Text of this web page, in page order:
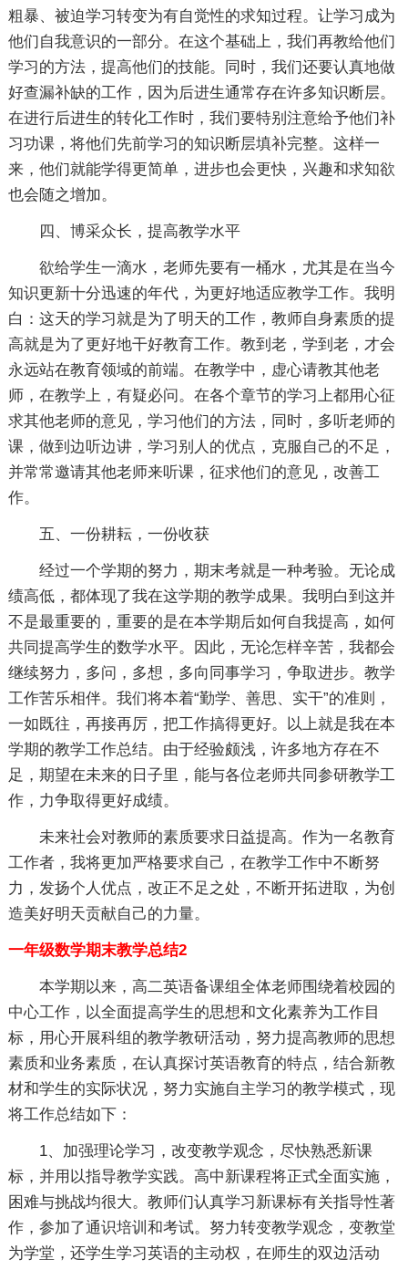
粗暴、被迫学习转变为有自觉性的求知过程。让学习成为
他们自我意识的一部分。在这个基础上，我们再教给他们
学习的方法，提高他们的技能。同时，我们还要认真地做
好查漏补缺的工作，因为后进生通常存在许多知识断层。
在进行后进生的转化工作时，我们要特别注意给予他们补
习功课，将他们先前学习的知识断层填补完整。这样一
来，他们就能学得更简单，进步也会更快，兴趣和求知欲
也会随之增加。
四、博采众长，提高教学水平
欲给学生一滴水，老师先要有一桶水，尤其是在当今
知识更新十分迅速的年代，为更好地适应教学工作。我明
白：这天的学习就是为了明天的工作，教师自身素质的提
高就是为了更好地干好教育工作。教到老，学到老，才会
永远站在教育领域的前端。在教学中，虚心请教其他老
师，在教学上，有疑必问。在各个章节的学习上都用心征
求其他老师的意见，学习他们的方法，同时，多听老师的
课，做到边听边讲，学习别人的优点，克服自己的不足，
并常常邀请其他老师来听课，征求他们的意见，改善工
作。
五、一份耕耘，一份收获
经过一个学期的努力，期末考就是一种考验。无论成
绩高低，都体现了我在这学期的教学成果。我明白到这并
不是最重要的，重要的是在本学期后如何自我提高，如何
共同提高学生的数学水平。因此，无论怎样辛苦，我都会
继续努力，多问，多想，多向同事学习，争取进步。教学
工作苦乐相伴。我们将本着“勤学、善思、实干”的准则，
一如既往，再接再厉，把工作搞得更好。以上就是我在本
学期的教学工作总结。由于经验颇浅，许多地方存在不
足，期望在未来的日子里，能与各位老师共同参研教学工
作，力争取得更好成绩。
未来社会对教师的素质要求日益提高。作为一名教育
工作者，我将更加严格要求自己，在教学工作中不断努
力，发扬个人优点，改正不足之处，不断开拓进取，为创
造美好明天贡献自己的力量。
一年级数学期末教学总结2
本学期以来，高二英语备课组全体老师围绕着校园的
中心工作，以全面提高学生的思想和文化素养为工作目
标，用心开展科组的教学教研活动，努力提高教师的思想
素质和业务素质，在认真探讨英语教育的特点，结合新教
材和学生的实际状况，努力实施自主学习的教学模式，现
将工作总结如下：
1、加强理论学习，改变教学观念，尽快熟悉新课
标，并用以指导教学实践。高中新课程将正式全面实施，
困难与挑战均很大。教师们认真学习新课标有关指导性著
作，参加了通识培训和考试。努力转变教学观念，变教堂
为学堂，还学生学习英语的主动权，在师生的双边活动